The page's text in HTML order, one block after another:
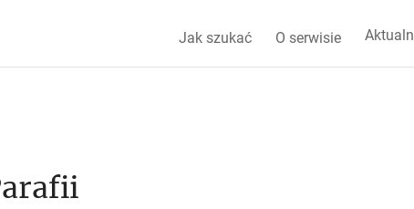
Jak szukać O serwisie